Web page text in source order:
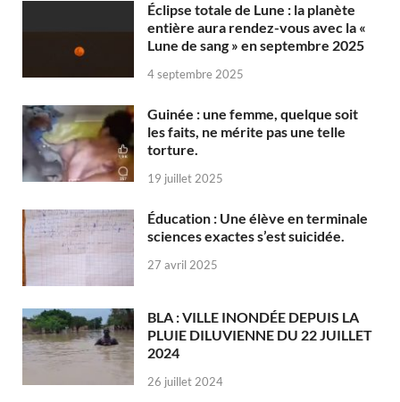
Éclipse totale de Lune : la planète
entière aura rendez-vous avec la «
Lune de sang » en septembre 2025
4 septembre 2025
Guinée : une femme, quelque soit
les faits, ne mérite pas une telle
torture.
19 juillet 2025
Éducation : Une élève en terminale
sciences exactes s’est suicidée.
27 avril 2025
BLA : VILLE INONDÉE DEPUIS LA
PLUIE DILUVIENNE DU 22 JUILLET
2024
26 juillet 2024